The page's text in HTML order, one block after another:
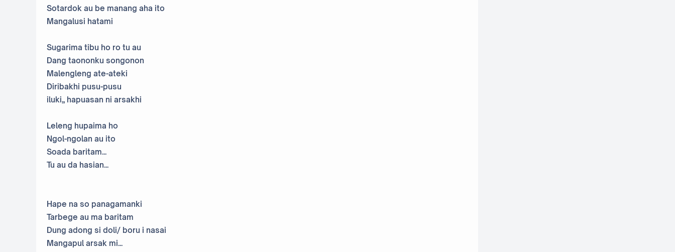
Sotardok au be manang aha ito
Mangalusi hatami
Sugarima tibu ho ro tu au
Dang taononku songonon
Malengleng ate-ateki
Diribakhi pusu-pusu
iluki,, hapuasan ni arsakhi
Leleng hupaima ho
Ngol-ngolan au ito
Soada baritam...
Tu au da hasian...
Hape na so panagamanki
Tarbege au ma baritam
Dung adong si doli/ boru i nasai
Mangapul arsak mi...